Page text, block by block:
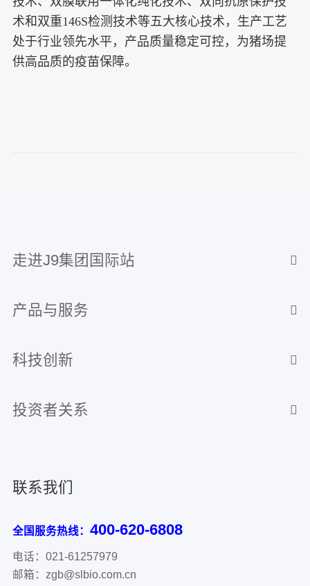
术和双重146S检测技术等五大核心技术，生产工艺
处于行业领先水平，产品质量稳定可控，为猪场提
供高品质的疫苗保障。
走进J9集团国际站
产品与服务
科技创新
投资者关系
联系我们
全国服务热线： 400-620-6808
电话：021-61257979
邮箱：zgb@slbio.com.cn